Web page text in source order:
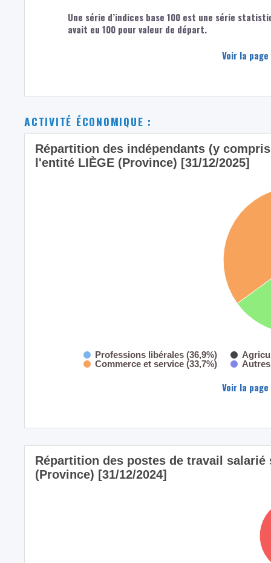
Une série d’indices base 100 est une série
avait eu 100 pour valeur de départ.
Voir la
ACTIVITÉ ÉCONOMIQUE :
Répartition des indépendants (y
l'entité LIÈGE (Province) [31/12/2025]
Professions libérales (36,9%)
Commerce et service (33,7%)
Voir la
Répartition des postes de travail
(Province) [31/12/2024]